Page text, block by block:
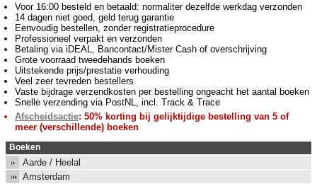
Voor 16:00 besteld en betaald: normaliter dezelfde werkdag verzonden
14 dagen niet goed, geld terug garantie
Eenvoudig bestellen, zonder registratieprocedure
Professioneel verpakt en verzonden
Betaling via iDEAL, Bancontact/Mister Cash of overschrijving
Grote voorraad tweedehands boeken
Uitstekende prijs/prestatie verhouding
Veel zeer tevreden bestellers
Vaste bijdrage verzendkosten per bestelling ongeacht het aantal boeken
Snelle verzending via PostNL, incl. Track & Trace
Afscheidsactie: 50% korting bij gelijktijdige bestelling van 5 of
meer (verschillende) boeken
Boeken
Aarde / Heelal
Amsterdam